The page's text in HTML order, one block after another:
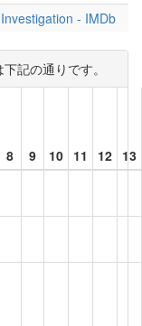
- IMDb
記の通りです。
8 9 10 11 12 13